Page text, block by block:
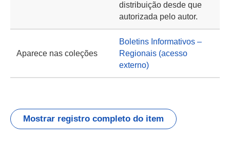
distribuição desde que
autorizada pelo autor.
Aparece nas coleções
Boletins Informativos –
Regionais (acesso
externo)
Mostrar registro completo do item